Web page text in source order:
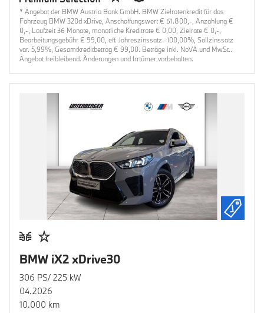
* Angebot der BMW Austria Bank GmbH. BMW Zielratenkredit für das
Fahrzeug BMW 320d xDrive, Anschaffungswert € 61.800,-, Anzahlung €
0,-, Laufzeit 36 Monate, monatliche Kreditrate € 0,00, Zielrate € 0,-,
Bearbeitungsgebühr € 99,00, eff. Jahreszinssatz -100,00%, Sollzinssatz
var. 5,99%, Gesamtkreditbetrag € 99,00. Beträge inkl. NoVA und MwSt..
Angebot freibleibend. Änderungen und Irrtümer vorbehalten.
BMW iX2 xDrive30
306 PS/ 225 kW
04.2026
10.000 km